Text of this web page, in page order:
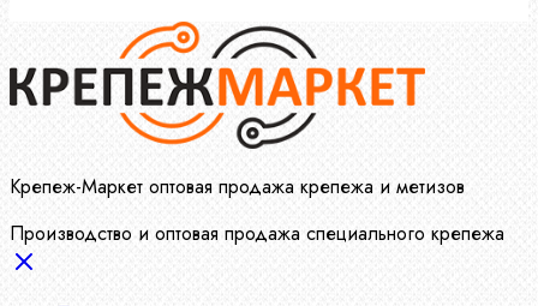
Крепеж-Маркет оптовая продажа крепежа и метизов
Производство и оптовая продажа специального крепежа